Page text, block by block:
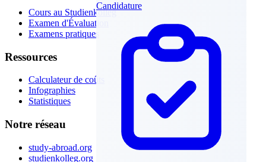
Candidature
Cours au Studienkolleg
Examen d'Évaluation
Examens pratiques
Ressources
Calculateur de coûts
Infographies
Statistiques
Notre réseau
study-abroad.org
studienkolleg.org